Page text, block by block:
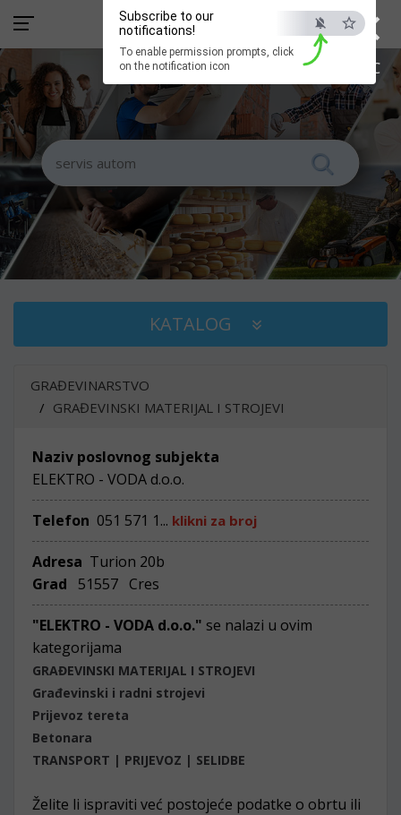
×
ESC
Subscribe to our
notifications!
To enable permission prompts, click
on the notification icon
KATALOG
GRAĐEVINARSTVO
GRAĐEVINSKI MATERIJAL I STROJEVI
Naziv poslovnog subjekta
ELEKTRO - VODA d.o.o.
Telefon 051 571 1... klikni za broj
Adresa Turion 20b
Grad
51557 Cres
"ELEKTRO - VODA d.o.o." se nalazi u ovim
kategorijama
GRAĐEVINSKI MATERIJAL I STROJEVI
Građevinski i radni strojevi
Prijevoz tereta
Betonara
TRANSPORT | PRIJEVOZ | SELIDBE
Želite li ispraviti već postojeće podatke o obrtu ili